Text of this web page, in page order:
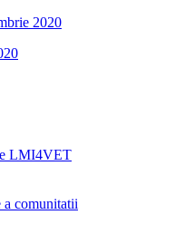
2020
LMI4VET
comunitatii